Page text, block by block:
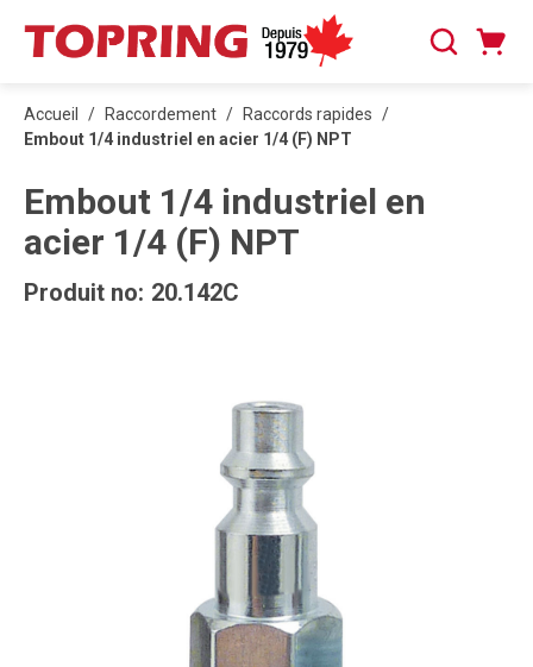
PASSER AU CONTENU PRINCIPAL
Recherche
Accueil / Raccordement / Raccords rapides /
Embout 1/4 industriel en acier 1/4 (F) NPT
Embout 1/4 industriel en
acier 1/4 (F) NPT
Produit no: 20.142C